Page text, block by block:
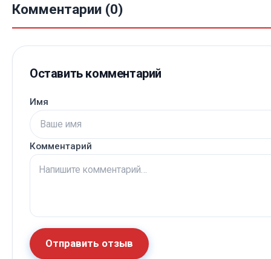
Комментарии (0)
Оставить комментарий
Имя
Комментарий
Отправить отзыв